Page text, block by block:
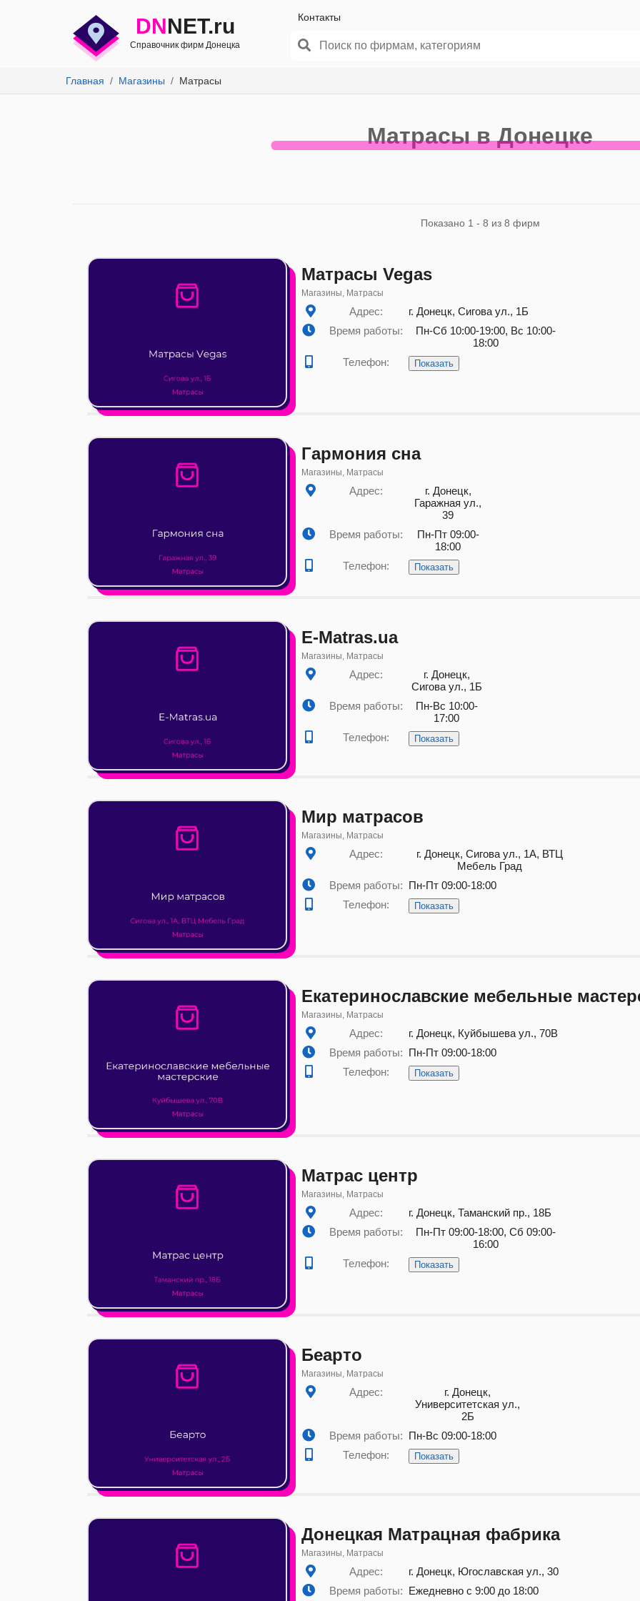
DNNET.ru
Справочник фирм Донецка
Контакты
Главная Магазины Матрасы
Матрасы в Донецке
Показано 1 - 8 из 8 фирм
Матрасы Vegas
Магазины, Матрасы
Адрес:
г. Донецк, Сигова ул., 1Б
Время работы:
Пн-Сб 10:00-19:00, Вс 10:00-
18:00
Телефон:
Показать
Гармония сна
Магазины, Матрасы
Адрес:
г. Донецк,
Гаражная ул.,
39
Время работы:
Пн-Пт 09:00-
18:00
Телефон:
Показать
E-Matras.ua
Магазины, Матрасы
Адрес:
г. Донецк,
Сигова ул., 1Б
Время работы:
Пн-Вс 10:00-
17:00
Телефон:
Показать
Мир матрасов
Магазины, Матрасы
Адрес:
г. Донецк, Сигова ул., 1А, ВТЦ
Мебель Град
Время работы: Пн-Пт 09:00-18:00
Телефон:
Показать
Екатеринославские мебельные
Магазины, Матрасы
Адрес:
г. Донецк, Куйбышева ул., 70В
Время работы: Пн-Пт 09:00-18:00
Телефон:
Показать
Матрас центр
Магазины, Матрасы
Адрес:
г. Донецк, Таманский пр., 18Б
Время работы:
Пн-Пт 09:00-18:00, Сб 09:00-
16:00
Телефон:
Показать
Беарто
Магазины, Матрасы
Адрес:
г. Донецк,
Университетская ул.,
2Б
Время работы: Пн-Вс 09:00-18:00
Телефон:
Показать
Донецкая Матрацная фабрика
Магазины, Матрасы
Адрес:
г. Донецк, Югославская ул., 30
Время работы: Ежедневно с 9:00 до 18:00